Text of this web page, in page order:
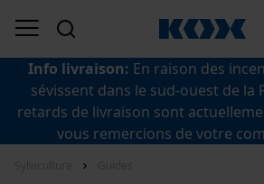
Info livraison: En raison des
sévissent dans le sud-ouest de la
retards de livraison sont
vous remercions de votre